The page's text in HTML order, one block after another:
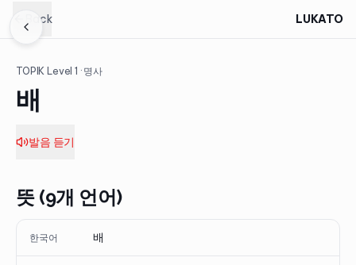
Back LUKATO
TOPIK Level1 · 명사
배
발음 듣기
뜻 (9개 언어)
한국어 배